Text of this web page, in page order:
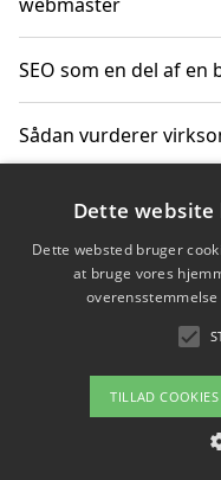
SEO som en del af
Sådan vurderer
Sådan får du hjælp til
Om /
Dette website
Dette websted bruger
at bruge vores
TILLAD COOKIES